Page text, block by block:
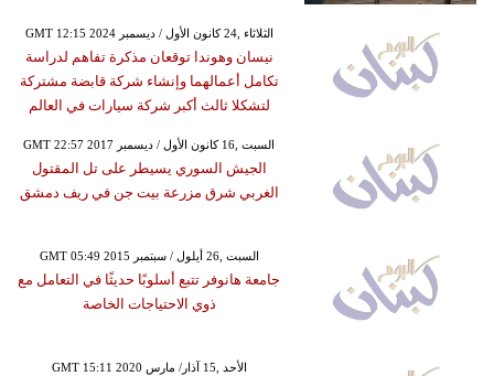
GMT 12:15 2024 الثلاثاء ,24 كانون الأول / ديسمبر
نيسان وهوندا توقعان مذكرة تفاهم لدراسة
تكامل أعمالهما وإنشاء شركة قابضة مشتركة
لتشكلا ثالث أكبر شركة سيارات في العالم
GMT 22:57 2017 السبت ,16 كانون الأول / ديسمبر
الجيش السوري يسيطر على تل المقتول
الغربي شرق مزرعة بيت جن في ريف دمشق
GMT 05:49 2015 السبت ,26 أيلول / سبتمبر
جامعة هانوفر تتبع أسلوبًا حديثًا في التعامل مع
ذوي الاحتياجات الخاصة
GMT 15:11 2020 الأحد ,15 آذار/ مارس